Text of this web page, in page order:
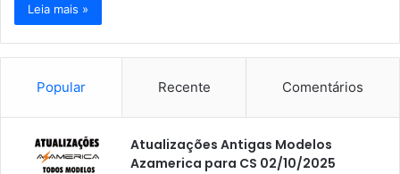
Leia mais »
Popular Recente Comentários
Atualizações Antigas Modelos
Azamerica para CS 02/10/2025